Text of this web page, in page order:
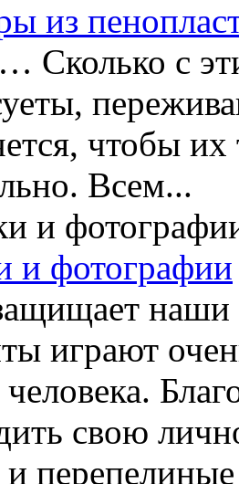
из
Сколько с
чтобы
Всем...
и фотографии
играют
свою